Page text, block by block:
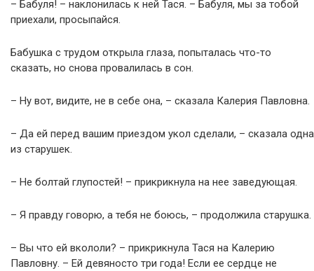
– Бабуля! – наклонилась к ней Тася. – Бабуля, мы за тобой
приехали, просыпайся.
Бабушка с трудом открыла глаза, попыталась что-то
сказать, но снова провалилась в сон.
– Ну вот, видите, не в себе она, – сказала Калерия Павловна.
– Да ей перед вашим приездом укол сделали, – сказала одна
из старушек.
– Не болтай глупостей! – прикрикнула на нее заведующая.
– Я правду говорю, а тебя не боюсь, – продолжила старушка.
– Вы что ей вкололи? – прикрикнула Тася на Калерию
Павловну. – Ей девяносто три года! Если ее сердце не